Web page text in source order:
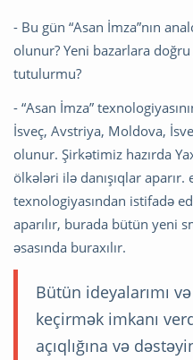
- Bu gün “Asan İmza”nın
olunur? Yeni bazarlara
tutulurmu?
- “Asan İmza”
İsveç, Avstriya, Moldova,
olunur. Şirkətimiz hazırda
ölkələri ilə danışıqlar aparır.
texnologiyasından istifadə
aparılır, burada bütün yeni
əsasında buraxılır.
Bütün ideyalarımı
keçirmək imkanı
açıqlığına və